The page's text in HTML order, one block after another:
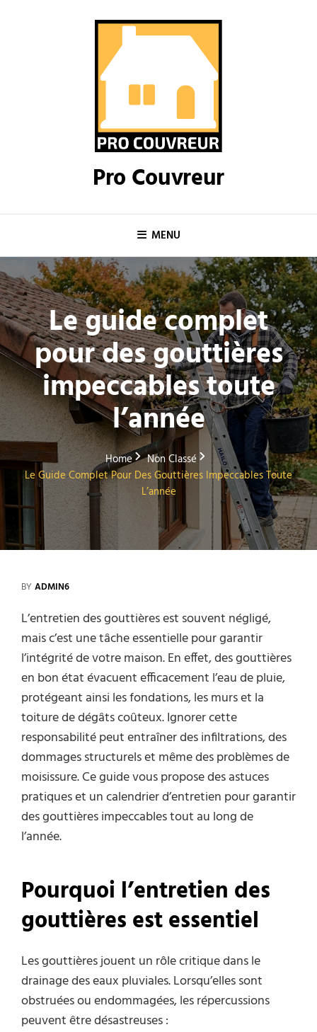
Pro Couvreur
MENU
Le guide complet
pour des gouttières
impeccables toute
l’année
Home
Non Classé
Le Guide Complet Pour Des Gouttières Impeccables Toute
L’année
BY ADMIN6
L’entretien des gouttières est souvent négligé,
mais c’est une tâche essentielle pour garantir
l’intégrité de votre maison. En effet, des gouttières
en bon état évacuent efficacement l’eau de pluie,
protégeant ainsi les fondations, les murs et la
toiture de dégâts coûteux. Ignorer cette
responsabilité peut entraîner des infiltrations, des
dommages structurels et même des problèmes de
moisissure. Ce guide vous propose des astuces
pratiques et un calendrier d’entretien pour garantir
des gouttières impeccables tout au long de
l’année.
Pourquoi l’entretien des
gouttières est essentiel
Les gouttières jouent un rôle critique dans le
drainage des eaux pluviales. Lorsqu’elles sont
obstruées ou endommagées, les répercussions
peuvent être désastreuses :